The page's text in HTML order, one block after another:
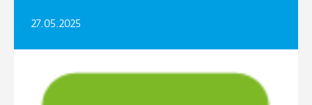
27.05.2025